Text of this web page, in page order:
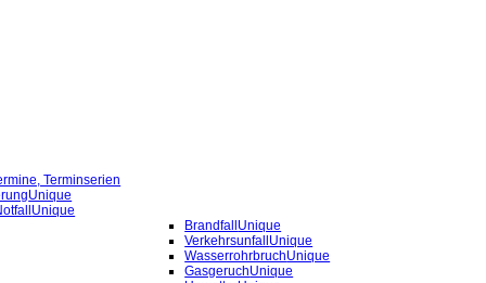
Terminserien
Unique
Unique
Brandfall Unique
Verkehrsunfall Unique
WasserrohrbruchUnique
GasgeruchUnique